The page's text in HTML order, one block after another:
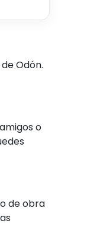
Odón.
o
de obra